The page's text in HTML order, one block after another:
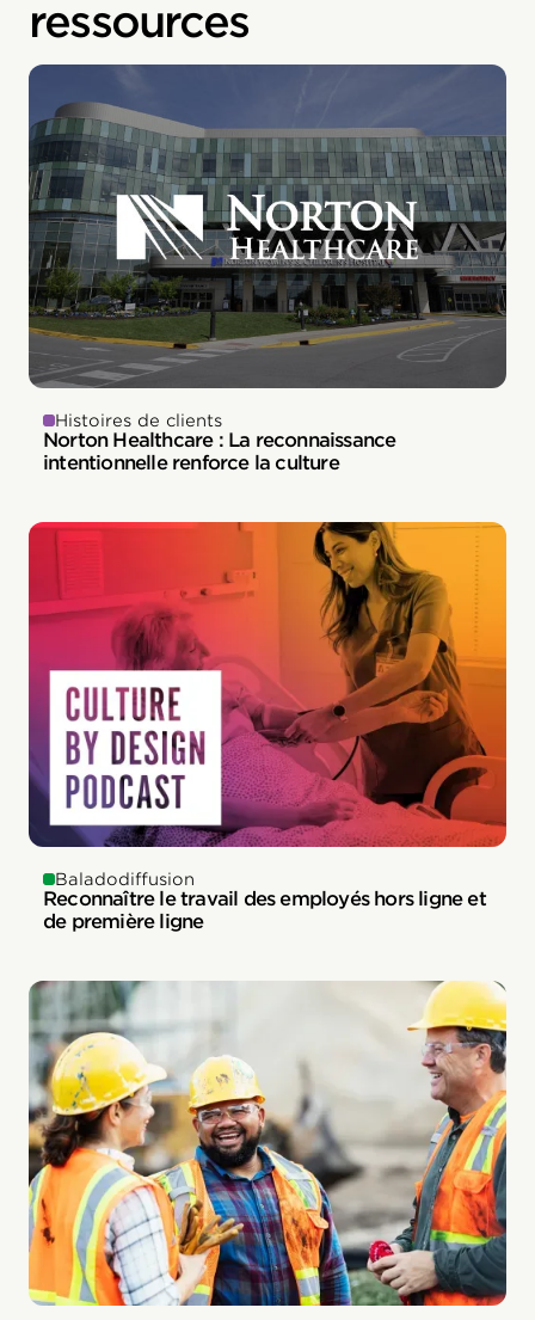
ressources
Histoires de clients
Norton Healthcare : La reconnaissance
intentionnelle renforce la culture
Baladodiffusion
Reconnaître le travail des employés hors ligne et
de première ligne